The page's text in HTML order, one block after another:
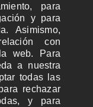
para
y para
Asimismo,
con
web. Para
a nuestra
todas las
rechazar
y para